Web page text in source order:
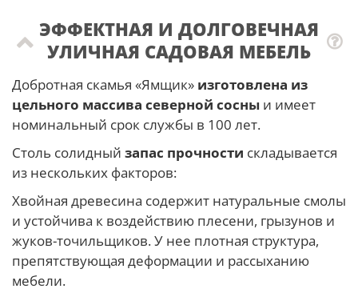
ЭФФЕКТНАЯ И ДОЛГОВЕЧНАЯ
УЛИЧНАЯ САДОВАЯ МЕБЕЛЬ
Добротная скамья «Ямщик» изготовлена из
цельного массива северной сосны и имеет
номинальный срок службы в 100 лет.
Столь солидный запас прочности складывается
из нескольких факторов:
Хвойная древесина содержит натуральные смолы
и устойчива к воздействию плесени, грызунов и
жуков-точильщиков. У нее плотная структура,
препятствующая деформации и рассыханию
мебели.